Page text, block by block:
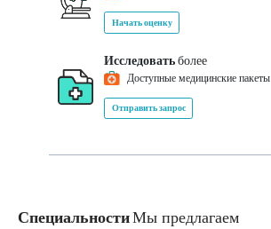
Начать оценку
Исследоватьболее
Доступные медицинские пакеты
Отправить запрос
СпециальностиМы предлагаем